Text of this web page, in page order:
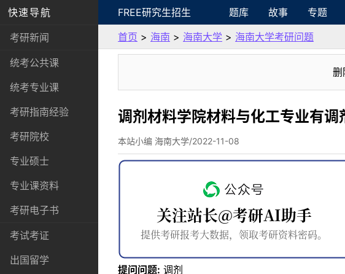
快速导航
考研新闻
统考公共课
统考专业课
考研指南经验
考研院校
专业硕士
专业课资料
考研电子书
考试考证
出国留学
FREE研究生招生 题库 故事 专题
首页 > 海南 > 海南大学 > 海南大学考研问题
删
调剂材料学院材料与化工专业有
本站小编 海南大学/2022-11-08
提问问题: 调剂